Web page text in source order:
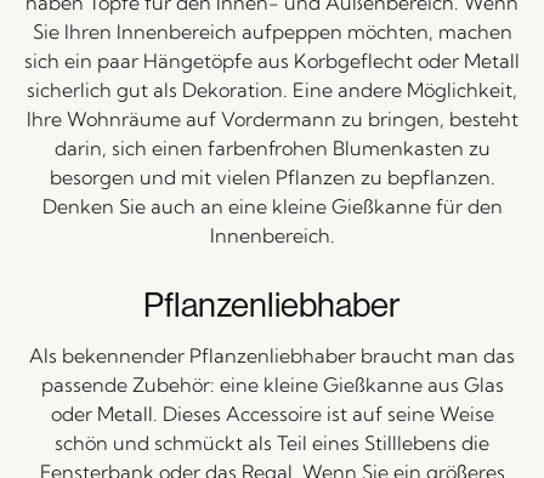
Sie Ihren Innenbereich aufpeppen möchten, machen
sich ein paar Hängetöpfe aus Korbgeflecht oder Metall
sicherlich gut als Dekoration. Eine andere Möglichkeit,
Ihre Wohnräume auf Vordermann zu bringen, besteht
darin, sich einen farbenfrohen Blumenkasten zu
besorgen und mit vielen Pflanzen zu bepflanzen.
Denken Sie auch an eine kleine Gießkanne für den
Innenbereich.
Pflanzenliebhaber
Als bekennender Pflanzenliebhaber braucht man das
passende Zubehör: eine kleine Gießkanne aus Glas
oder Metall. Dieses Accessoire ist auf seine Weise
schön und schmückt als Teil eines Stilllebens die
Fensterbank oder das Regal. Wenn Sie ein größeres